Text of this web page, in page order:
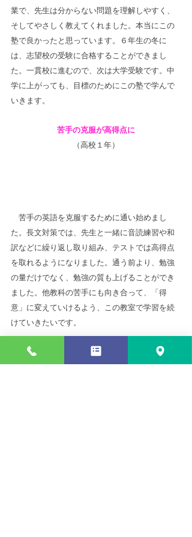
業で、先生は分からない問題を理解しやすく、
そしてやさしく教えてくれました。本当にこの
塾で良かったと思っています。６年生の冬に
は、志望校の受験に合格することができまし
た。一貫校に進むので、次は大学受験です。中
学に上がっても、目標のためにこの塾で学んで
いきます。
苦手の克服が高得点に
（高校１年）
苦手の英語を克服するために通い始めまし
た。長文対策では、先生と一緒に音読練習や和
訳などに繰り返し取り組み、テストでは高得点
を取れるようになりました。通う前より、勉強
の量だけでなく、勉強の質も上げることができ
ました。他教科の苦手にも向き合って、「得
意」に変えていけるよう、この教室で学習を続
けていきたいです。
受講に関するお問い合わせ
ご相談はお気軽にお尋ねください